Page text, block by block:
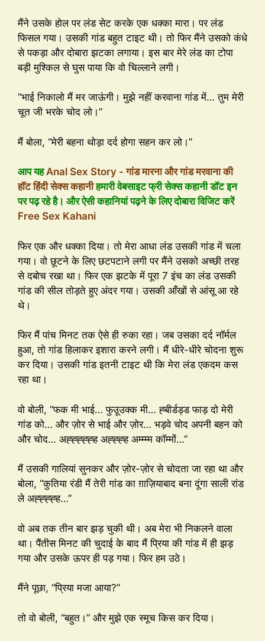
मैंने उसके होल पर लंड सेट करके एक धक्का मारा। पर लंड
फिसल गया। उसकी गांड बहुत टाइट थी। तो फिर मैंने उसको कंधे
से पकड़ा और दोबारा झटका लगाया। इस बार मेरे लंड का टोपा
बड़ी मुश्किल से घुस पाया कि वो चिल्लाने लगी।
“भाई निकालो मैं मर जाऊंगी। मुझे नहीं करवाना गांड में… तुम मेरी
चूत जी भरके चोद लो।”
मैं बोला, “मेरी बहना थोड़ा दर्द होगा सहन कर लो।”
आप यहAnal Sex Story - गांड मारना और गांड मरवाना की
हॉट हिंदी सेक्स कहानीहमारी वेबसाइट फ्री सेक्स कहानी डॉट इन
पर पढ़ रहे है। और ऐसी कहानियां पढ़ने के लिए दोबारा विजिट करें
Free Sex Kahani
फिर एक और धक्का दिया। तो मेरा आधा लंड उसकी गांड में चला
गया। वो छूटने के लिए छटपटाने लगी पर मैंने उसको अच्छी तरह
से दबोच रखा था। फिर एक झटके में पूरा 7 इंच का लंड उसकी
गांड की सील तोड़ते हुए अंदर गया। उसकी आँखों से आंसू आ रहे
थे।
फिर मैं पांच मिनट तक ऐसे ही रुका रहा। जब उसका दर्द नॉर्मल
हुआ, तो गांड हिलाकर इशारा करने लगी। मैं धीरे-धीरे चोदना शुरू
कर दिया। उसकी गांड इतनी टाइट थी कि मेरा लंड एकदम कस
रहा था।
वो बोली, “फक मी भाई… फुउूउक्क मी… ह्बीर्डड्ड फाड़ दो मेरी
गांड को… और ज़ोर से भाई और ज़ोर… भड़वे चोद अपनी बहन को
और चोद… अह्ह्ह्ह्ह्ह अह्ह्ह्ह अम्म्म्म कॉम्मों…”
मैं उसकी गालियां सुनकर और ज़ोर-ज़ोर से चोदता जा रहा था और
बोला, “कुतिया रंडी मैं तेरी गांड का ग़ाज़ियाबाद बना दूंगा साली रांड
ले अह्ह्ह्ह्ह…”
वो अब तक तीन बार झड़ चुकी थी। अब मेरा भी निकलने वाला
था। पैंतीस मिनट की चुदाई के बाद मैं प्रिया की गांड में ही झड़
गया और उसके ऊपर ही पड़ गया। फिर हम उठे।
मैंने पूछा, “प्रिया मजा आया?”
तो वो बोली, “बहुत।” और मुझे एक स्मूच किस कर दिया।